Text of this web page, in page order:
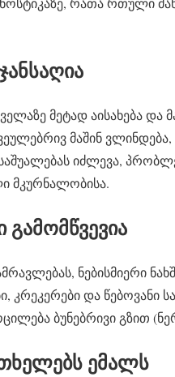
მეტად აისახება და
მაშინ
იძლევა,
მკურნალობისა.
ნებისმიერი
და წებოვანი
ბუნებრივი გზით
ემალს